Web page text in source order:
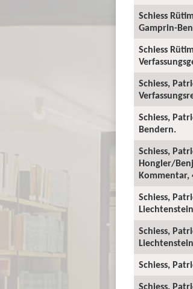
Schiess
Gamprin-
Schiess
Schiess,
Schiess,
Bendern.
Schiess,
Hongler/
Kommentar,
Schiess,
Schiess,
Schiess,
Schiess,